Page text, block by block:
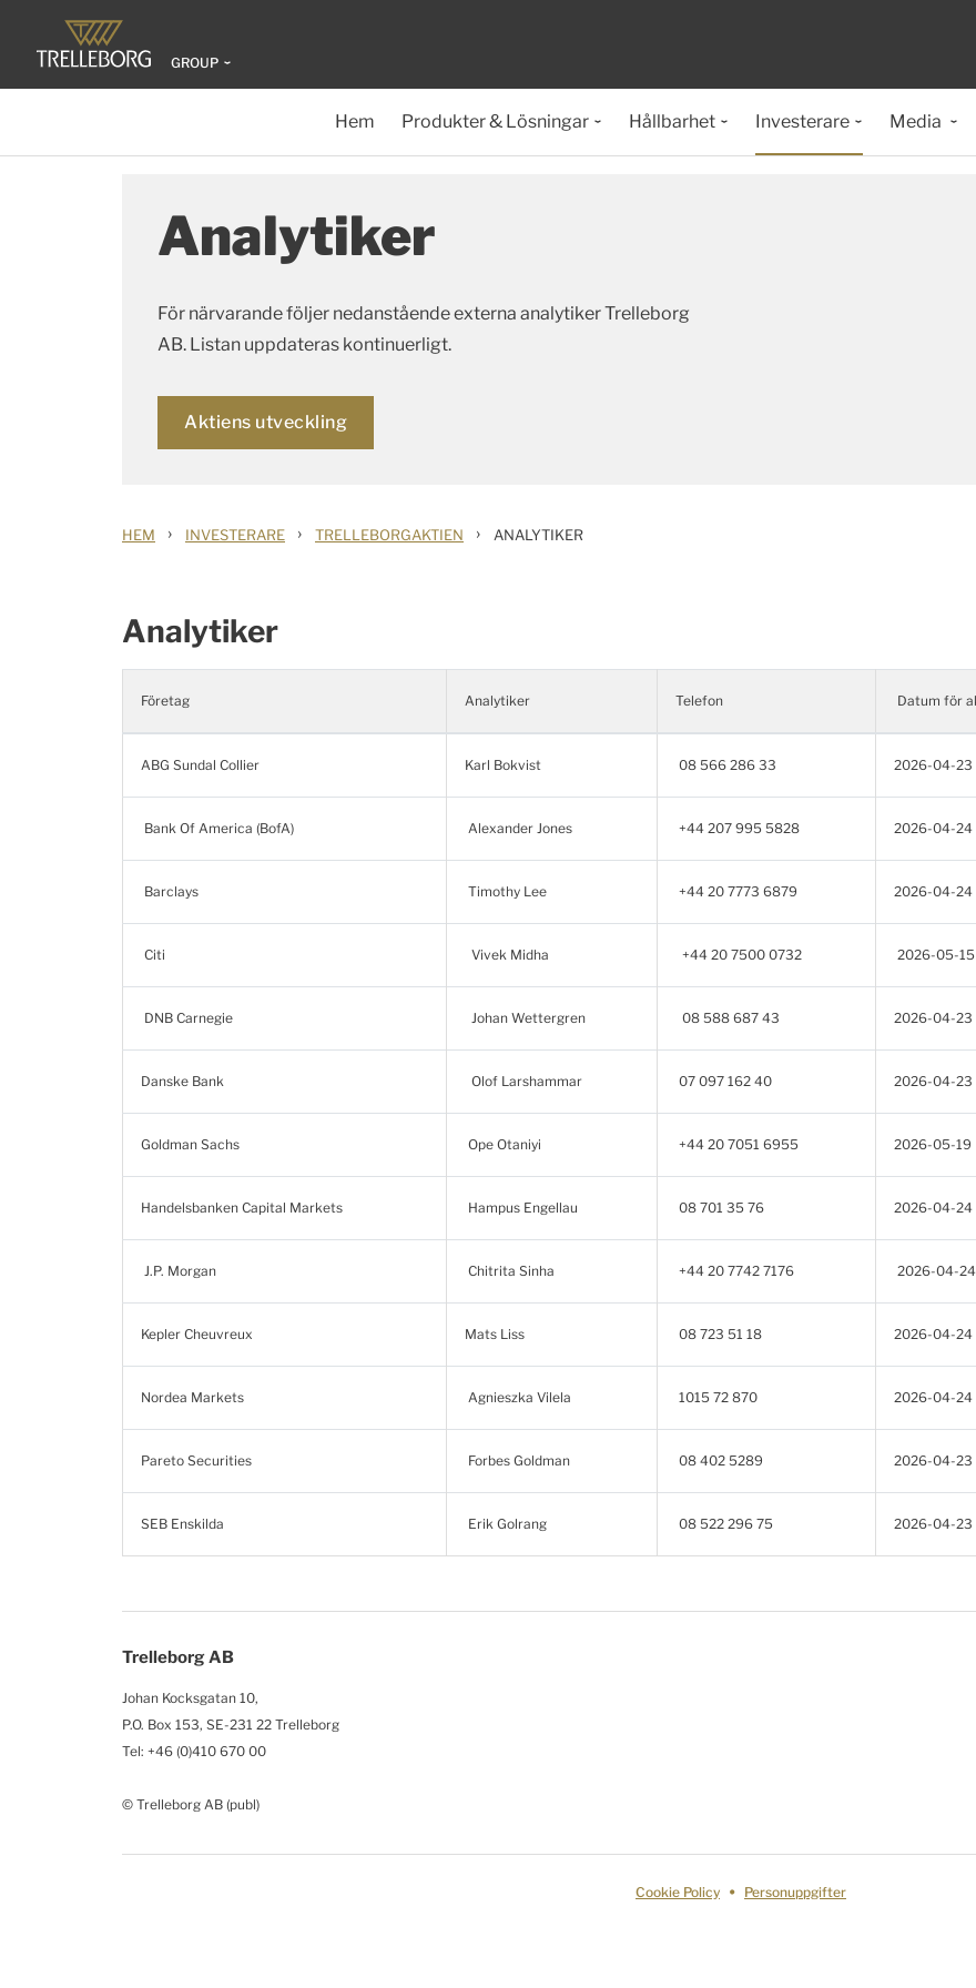
GROUP
Hem Produkter & Lösningar Hållbarhet Investerare Media
Analytiker
För närvarande följer nedanstående externa analytiker Trelleborg
AB. Listan uppdateras kontinuerligt.
Aktiens utveckling
HEM › INVESTERARE › TRELLEBORGAKTIEN › ANALYTIKER
Analytiker
Företag Analytiker Telefon Datum för
ABG Sundal Collier Karl Bokvist 08 566 286 33 2026-04-23
Bank Of America (BofA) Alexander Jones +44 207 995 5828 2026-04-24
Barclays Timothy Lee +44 20 7773 6879 2026-04-24
Citi Vivek Midha +44 20 7500 0732 2026-05-15
DNB Carnegie Johan Wettergren 08 588 687 43 2026-04-23
Danske Bank Olof Larshammar 07 097 162 40 2026-04-23
Goldman Sachs Ope Otaniyi +44 20 7051 6955 2026-05-19
Handelsbanken Capital Markets Hampus Engellau 08 701 35 76 2026-04-24
J.P. Morgan Chitrita Sinha +44 20 7742 7176 2026-04-24
Kepler Cheuvreux Mats Liss 08 723 51 18 2026-04-24
Nordea Markets Agnieszka Vilela 1015 72 870 2026-04-24
Pareto Securities Forbes Goldman 08 402 5289 2026-04-23
SEB Enskilda Erik Golrang 08 522 296 75 2026-04-23
Trelleborg AB
Johan Kocksgatan 10,
P.O. Box 153, SE-231 22 Trelleborg
Tel: +46 (0)410 670 00
© Trelleborg AB (publ)
Cookie Policy Personuppgifter